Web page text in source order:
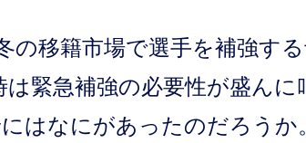
移籍市場で選手を補強す
緊急補強の必要性が盛んに
はなにがあったのだろうか